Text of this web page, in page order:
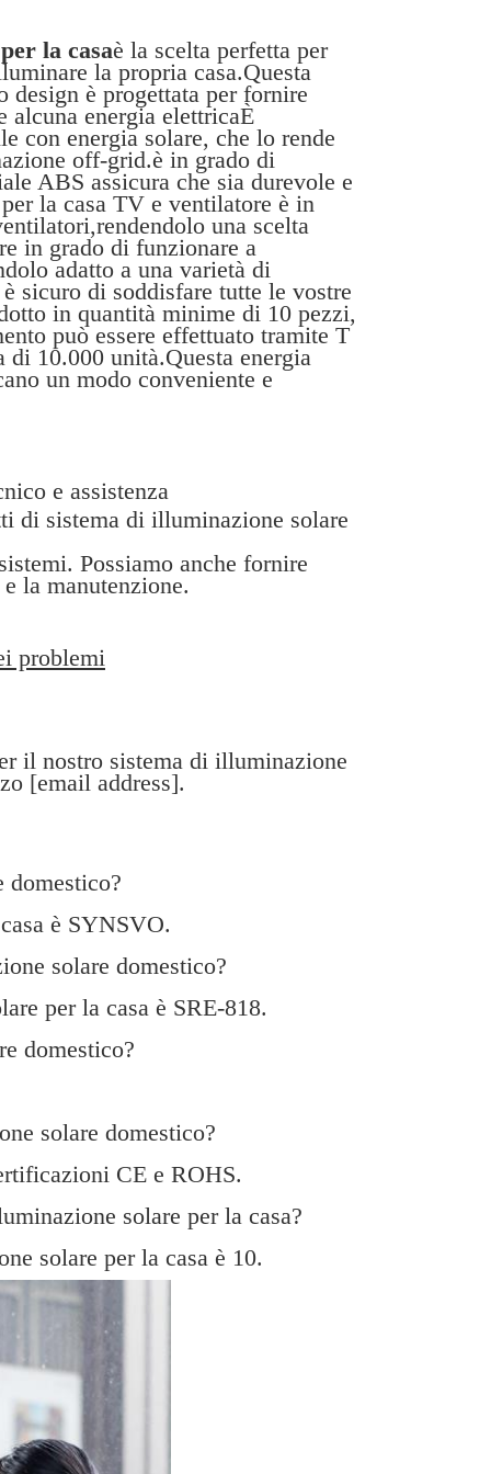
la casaè la scelta perfetta per
la propria casa.Questa
design è progettata per fornire
alcuna energia elettricaÈ
con energia solare, che lo rende
off-grid.è in grado di
ABS assicura che sia durevole e
la casa TV e ventilatore è in
una scelta
in grado di funzionare a
adatto a una varietà di
sicuro di soddisfare tutte le vostre
in quantità minime di 10 pezzi,
può essere effettuato tramite T
10.000 unità.Questa energia
un modo conveniente e
e assistenza
di sistema di illuminazione solare
Possiamo anche fornire
la manutenzione.
problemi
il nostro sistema di illuminazione
[email address].
è SYNSVO.
solare domestico?
per la casa è SRE-818.
domestico?
solare domestico?
CE e ROHS.
solare per la casa?
solare per la casa è 10.